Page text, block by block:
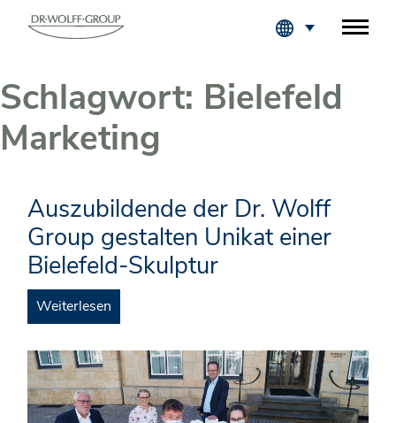
Schlagwort: Bielefeld
Marketing
Auszubildende der Dr. Wolff
Group gestalten Unikat einer
Bielefeld-Skulptur
Weiterlesen